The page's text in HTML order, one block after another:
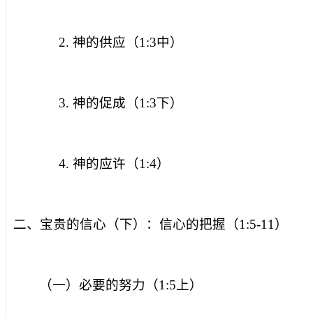
2.神的供应（1:3中）
3.神的促成（1:3下）
4.神的应许（1:4）
二、宝贵的信心（下）：信心的把握（1:5-11 ）
（一）必要的努力（1:5 上）